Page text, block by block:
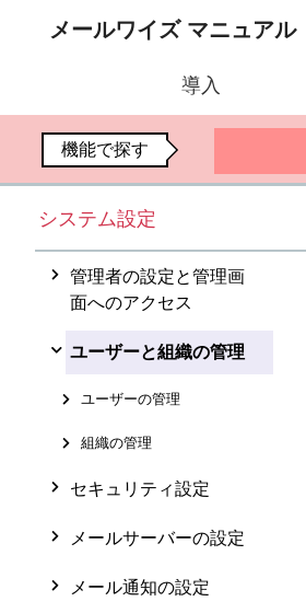
メールワイズ マニュアル
導入
機能で探す
システム設定
管理者の設定と管理画
面へのアクセス
ユーザーと組織の管理
ユーザーの管理
組織の管理
セキュリティ設定
メールサーバーの設定
メール通知の設定